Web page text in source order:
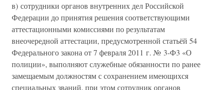
в) сотрудники органов внутренних дел Российской
Федерации до принятия решения соответствующими
аттестационными комиссиями по результатам
внеочередной аттестации, предусмотренной статьёй 54
Федерального закона от 7 февраля 2011 г. № 3-Ф3 «О
полиции», выполняют служебные обязанности по ранее
замещаемым должностям с сохранением имеющихся
специальных званий, при этом сотрудник органов